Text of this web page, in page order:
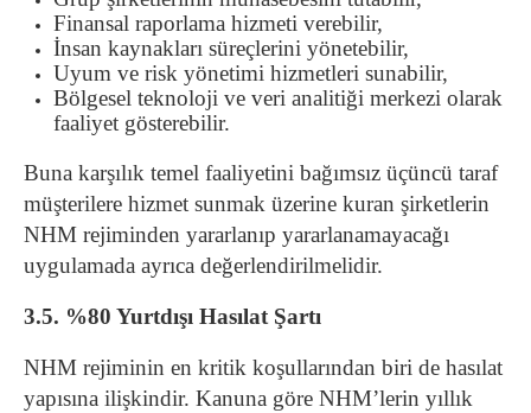
Finansal raporlama hizmeti verebilir,
İnsan kaynakları süreçlerini yönetebilir,
Uyum ve risk yönetimi hizmetleri sunabilir,
Bölgesel teknoloji ve veri analitiği merkezi olarak
faaliyet gösterebilir.
Buna karşılık temel faaliyetini bağımsız üçüncü taraf
müşterilere hizmet sunmak üzerine kuran şirketlerin
NHM rejiminden yararlanıp yararlanamayacağı
uygulamada ayrıca değerlendirilmelidir.
3.5. %80 Yurtdışı Hasılat Şartı
NHM rejiminin en kritik koşullarından biri de hasılat
yapısına ilişkindir. Kanuna göre NHM’lerin yıllık